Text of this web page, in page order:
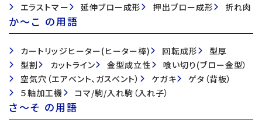
エラストマー
延伸ブロー成形 押出ブロー成形 折れ肉
か〜こ の用語
カートリッジヒーター(ヒーター棒) 回転成形
型厚
型割
カットライン 金型成立性
喰い切り(ブロー金型）
空気穴（エアベント、ガスベント）
ケガキ
ゲタ（背板）
５軸加工機
コマ/駒/入れ駒（入れ子）
さ〜そ の用語